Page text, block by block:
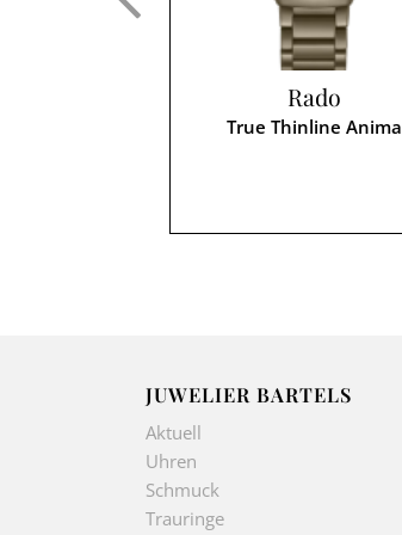
Rado
True Thinline Anima
JUWELIER BARTELS
Aktuell
Uhren
Schmuck
Trauringe